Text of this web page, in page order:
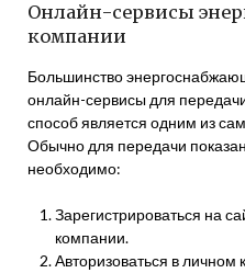
Онлайн-сервисы
компании
Большинство
онлайн-сервисы для
способ является одним из
Обычно для передачи
необходимо:
Зарегистрироваться на
компании.
Авторизоваться в личном